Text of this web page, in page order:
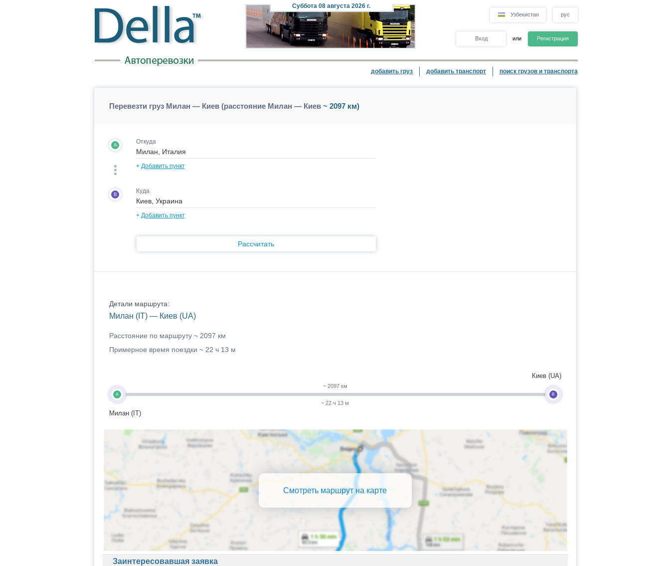
Суббота08 августа 2026 г.
Узбекистан рус
Вход или Регистрация
добавить груз добавить транспорт поиск грузов и транспорта
Перевезти груз Милан — Киев (расстояние Милан — Киев~ 2097 км)
A Откуда
+ Добавить пункт
B Куда
+ Добавить пункт
Рассчитать
Детали маршрута:
Милан (IT) — Киев (UA)
Расстояние по маршруту ~ 2097 км
Примерное время поездки ~ 22 ч 13 м
A
Милан (IT)
~ 2097 км
~ 22 ч 13 м
B
Киев (UA)
Смотреть маршрут на карте
Заинтересовавшая заявка